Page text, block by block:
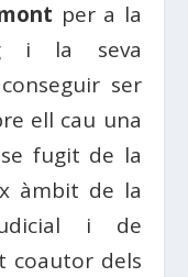
per a la
i la seva
ser
ell cau una
fugit de la
àmbit de la
i de
coautor dels